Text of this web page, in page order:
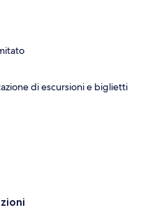
di escursioni e biglietti